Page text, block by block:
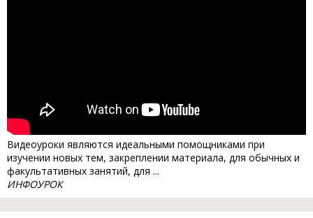
Видеоуроки являются идеальными помощниками при
изучении новых тем, закреплении материала, для обычных и
факультативных занятий, для ...
ИНФОУРОК